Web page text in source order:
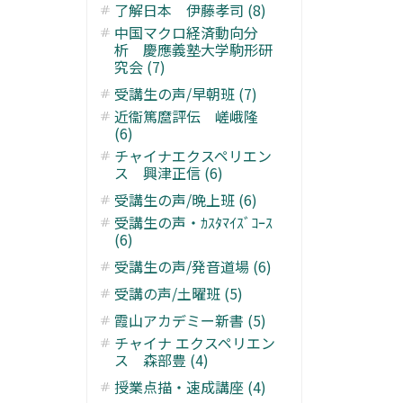
了解日本 伊藤孝司 (8)
中国マクロ経済動向分
析 慶應義塾大学駒形研
究会 (7)
受講生の声/早朝班 (7)
近衞篤麿評伝 嵯峨隆
(6)
チャイナエクスペリエン
ス 興津正信 (6)
受講生の声/晩上班 (6)
受講生の声・ｶｽﾀﾏｲｽﾞｺｰｽ
(6)
受講生の声/発音道場 (6)
受講の声/土曜班 (5)
霞山アカデミー新書 (5)
チャイナ エクスペリエン
ス 森部豊 (4)
授業点描・速成講座 (4)